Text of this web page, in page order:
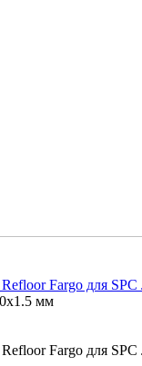
Fargo для
мм
Fargo для